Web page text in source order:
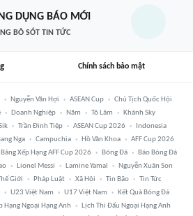
DỤNG BÁO MỚI
BỎ SÓT TIN TỨC
Chính sách bảo mật
Nguyễn Văn Hợi ASEAN Cup
Chủ Tịch Quốc Hội
Doanh Nghiệp Năm Tô Lâm
Khánh Sky
Trần Đình Tiệp ASEAN Cup 2026
Indonesia
Nga Campuchia Hồ Văn Khoa
AFF Cup 2026
Bảng Xếp Hạng AFF Cup 2026 Bóng Đá
Báo Bóng Đá
Lionel Messi Lamine Yamal
Nguyễn Xuân Son
Giới Pháp Luật Xã Hội Tin Bão
Tin Tức
U23 Việt Nam U17 Việt Nam
Kết Quả Bóng Đá
Hạng Ngoại Hạng Anh
Lịch Thi Đấu Ngoại Hạng Anh